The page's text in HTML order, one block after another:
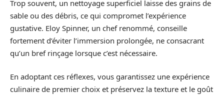
Trop souvent, un nettoyage superficiel laisse des grains de
sable ou des débris, ce qui compromet l’expérience
gustative. Eloy Spinner, un chef renommé, conseille
fortement d’éviter l’immersion prolongée, ne consacrant
qu’un bref rinçage lorsque c’est nécessaire.
En adoptant ces réflexes, vous garantissez une expérience
culinaire de premier choix et préservez la texture et le goût